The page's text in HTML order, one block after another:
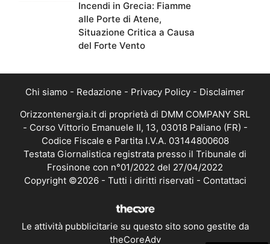
Incendi in Grecia: Fiamme
alle Porte di Atene,
Situazione Critica a Causa
del Forte Vento
Chi siamo - Redazione - Privacy Policy - Disclaimer
Orizzontenergia.it di proprietà di DMM COMPANY SRL
- Corso Vittorio Emanuele II, 13, 03018 Paliano (FR) -
Codice Fiscale e Partita I.V.A. 03144800608
Testata Giornalistica registrata presso il Tribunale di
Frosinone con n°01/2022 del 27/04/2022
Copyright ©2026 - Tutti i diritti riservati - Contattaci
Le attività pubblicitarie su questo sito sono gestite da
theCoreAdv